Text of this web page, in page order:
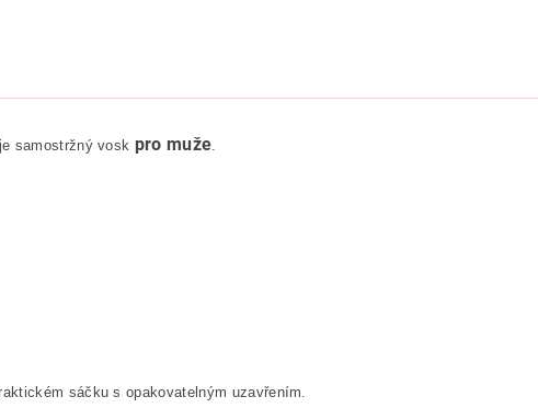
samostržný vosk pro muže.
sáčku s opakovatelným uzavřením.